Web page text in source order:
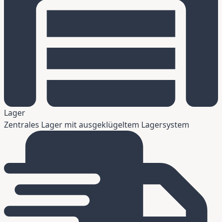
Lager
Zentrales Lager mit ausgeklügeltem Lagersystem